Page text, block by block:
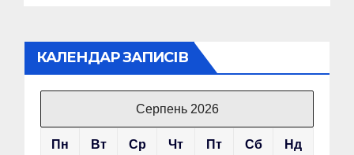
КАЛЕНДАР ЗАПИСІВ
Серпень 2026
Пн Вт Ср Чт Пт Сб Нд